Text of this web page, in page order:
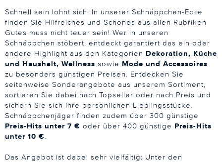
Schnell sein lohnt sich: In unserer Schnäppchen-Ecke
finden Sie Hilfreiches und Schönes aus allen Rubriken
Gutes muss nicht teuer sein! Wer in unseren
Schnäppchen stöbert, entdeckt garantiert das ein oder
andere Highlight aus den Kategorien Dekoration, Küche
und Haushalt, Wellness sowie Mode und Accessoires
zu besonders günstigen Preisen. Entdecken Sie
seitenweise Sonderangebote aus unserem Sortiment,
sortieren Sie dabei nach Topseller oder nach Preis und
sichern Sie sich Ihre persönlichen Lieblingsstücke.
Schnäppchenjäger finden zudem über 300 günstige
Preis-Hits unter 7 € oder über 400 günstige Preis-Hits
unter 10 €
Das Angebot ist dabei sehr vielfältig: Unter den